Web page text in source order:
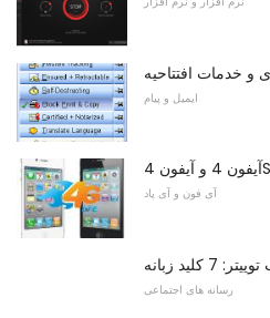
و خدمات افتتاحیه
ایمیل و پیام
آی فون و آی پاد
زبانه
رسانه های اجتماعی